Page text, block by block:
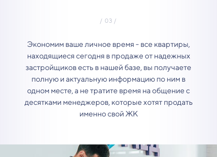
Экономим ваше личное время - все квартиры,
находящиеся сегодня в продаже от надежных
застройщиков есть в нашей базе, вы получаете
полную и актуальную информацию по ним в
одном месте, а не тратите время на общение с
десятками менеджеров, которые хотят продать
именно свой ЖК